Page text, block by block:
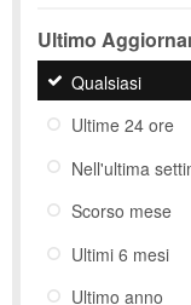
Ultimo
Qualsiasi
Ultime 24 ore
Nell'ultima
Scorso mese
Ultimi 6 mesi
Ultimo anno